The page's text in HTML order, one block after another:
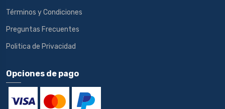
Términos y Condiciones
Preguntas Frecuentes
Politica de Privacidad
Opciones de pago